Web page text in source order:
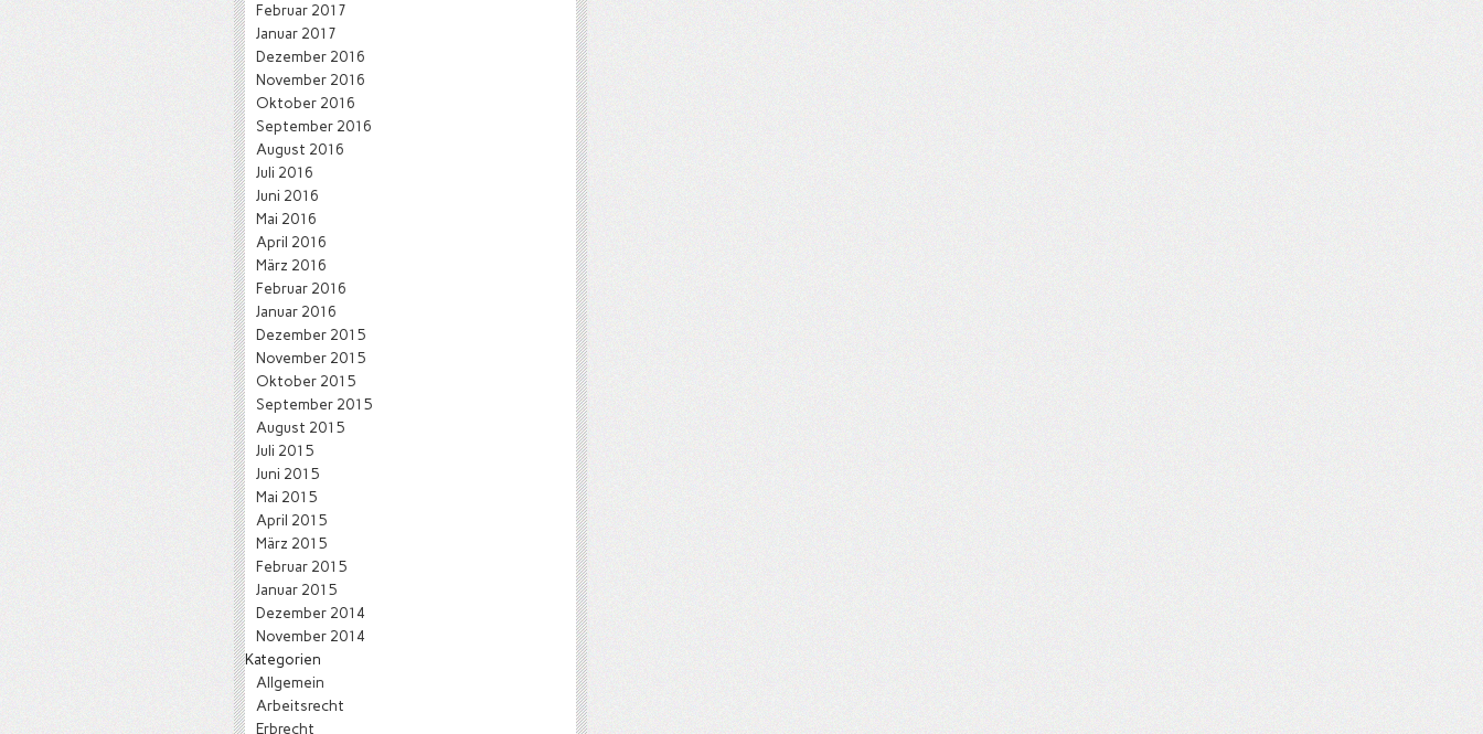
Februar 2017
Januar 2017
Dezember 2016
November 2016
Oktober 2016
September 2016
August 2016
Juli 2016
Juni 2016
Mai 2016
April 2016
März 2016
Februar 2016
Januar 2016
Dezember 2015
November 2015
Oktober 2015
September 2015
August 2015
Juli 2015
Juni 2015
Mai 2015
April 2015
März 2015
Februar 2015
Januar 2015
Dezember 2014
November 2014
Kategorien
Allgemein
Arbeitsrecht
Erbrecht